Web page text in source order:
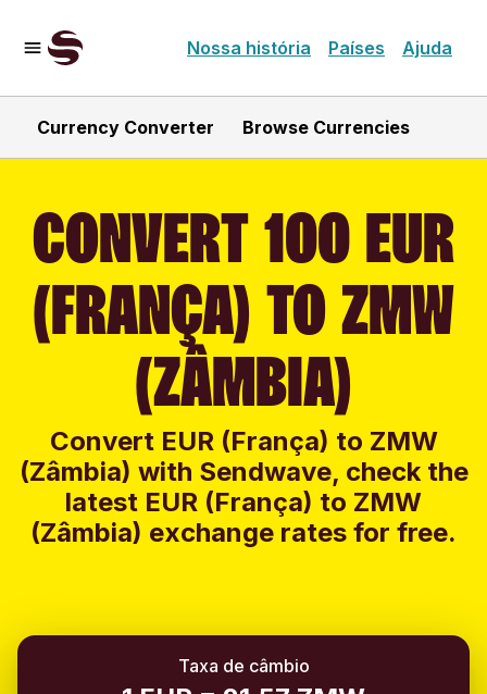
Nossa história Países Ajuda
Currency Converter Browse Currencies
CONVERT 100 EUR
(FRANÇA) TO ZMW
(ZÂMBIA)
Convert EUR (França) to ZMW
(Zâmbia) with Sendwave, check the
latest EUR (França) to ZMW
(Zâmbia) exchange rates for free.
Taxa de câmbio